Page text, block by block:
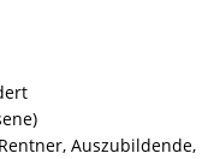
Auszubildende,